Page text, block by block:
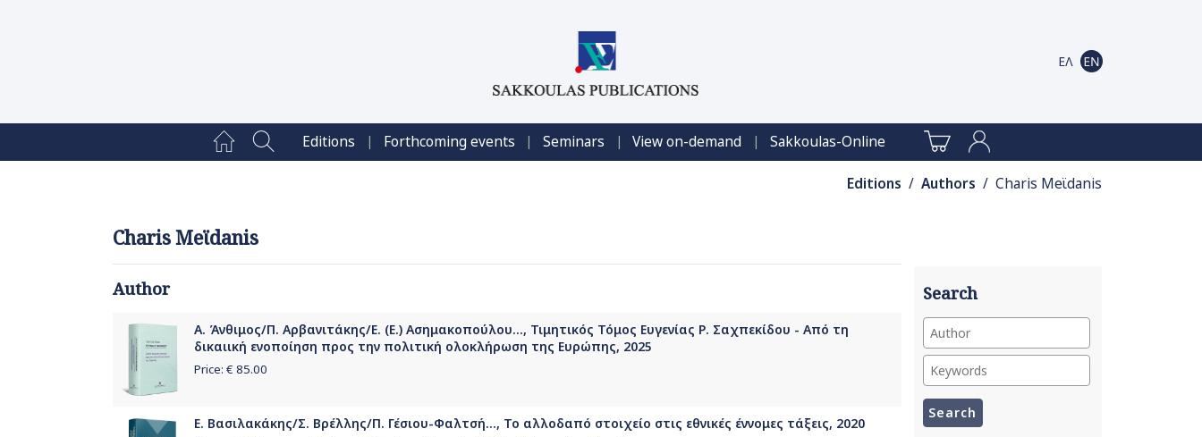
Editions | Forthcoming events | Seminars | View on-demand | Sakkoulas-Online
Editions / Authors / Charis Meϊdanis
Charis Meϊdanis
Author
Α. Άνθιμος/Π. Αρβανιτάκης/Ε. (Ε.) Ασημακοπούλου..., Τιμητικός Τόμος Ευγενίας Ρ. Σαχπεκίδου - Από τη
δικαιική ενοποίηση προς την πολιτική ολοκλήρωση της Ευρώπης, 2025
Price: € 85.00
Ε. Βασιλακάκης/Σ. Βρέλλης/Π. Γέσιου-Φαλτσή..., Το αλλοδαπό στοιχείο στις εθνικές έννομες τάξεις, 2020
Search